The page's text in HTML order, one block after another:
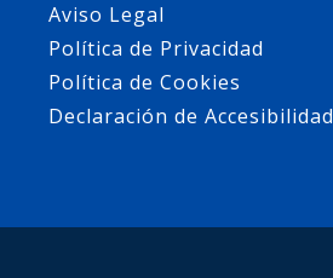
Aviso Legal
Política de Privacidad
Política de Cookies
Declaración de Accesibilidad